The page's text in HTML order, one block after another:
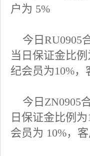
户为 5%
今日 RU0905
当日保证金比例
纪会员为10%，
今日 ZN0905
日保证金比例为
会员为 10%，